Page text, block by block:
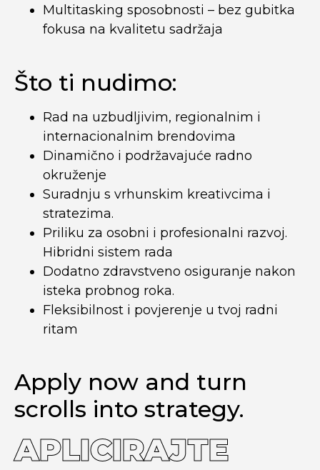
Multitasking sposobnosti – bez gubitka
fokusa na kvalitetu sadržaja
Što ti nudimo:
Rad na uzbudljivim, regionalnim i
internacionalnim brendovima
Dinamično i podržavajuće radno
okruženje
Suradnju s vrhunskim kreativcima i
stratezima.
Priliku za osobni i profesionalni razvoj.
Hibridni sistem rada
Dodatno zdravstveno osiguranje nakon
isteka probnog roka.
Fleksibilnost i povjerenje u tvoj radni
ritam
Apply now and turn
scrolls into strategy.
APLICIRAJTE